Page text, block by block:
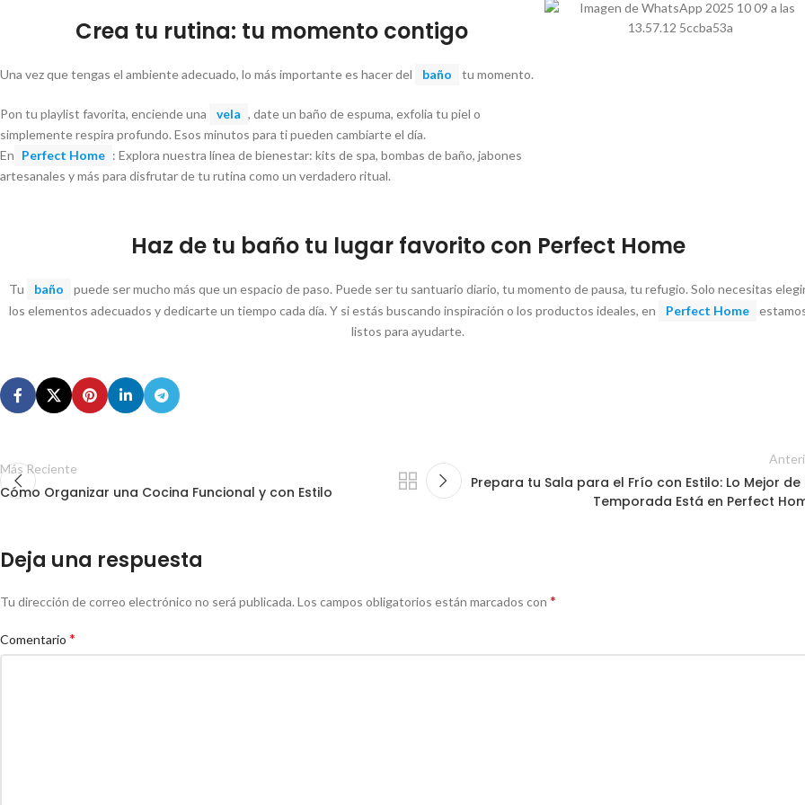
Crea tu rutina: tu momento contigo
Una vez que tengas el ambiente adecuado, lo más importante es hacer del baño tu momento.
Pon tu playlist favorita, enciende una vela , date un baño de espuma, exfolia tu piel o
simplemente respira profundo. Esos minutos para ti pueden cambiarte el día.
En Perfect Home : Explora nuestra línea de bienestar: kits de spa, bombas de baño, jabones
artesanales y más para disfrutar de tu rutina como un verdadero ritual.
Haz de tu baño tu lugar favorito con Perfect Home
Tu baño
puede ser mucho más que un espacio de paso. Puede ser tu santuario diario, tu momento de pausa, tu refugio. Solo necesitas
los elementos adecuados y dedicarte un tiempo cada día. Y si estás buscando inspiración o los productos ideales, en
Perfect Home
listos para ayudarte.
Más Reciente
Cómo Organizar una Cocina Funcional y con Estilo
Prepara tu Sala para el Frío con Estilo: Lo Mejor de
Temporada Está en Perfect
Deja una respuesta
Tu dirección de correo electrónico no será publicada. Los campos obligatorios están marcados con *
Comentario *